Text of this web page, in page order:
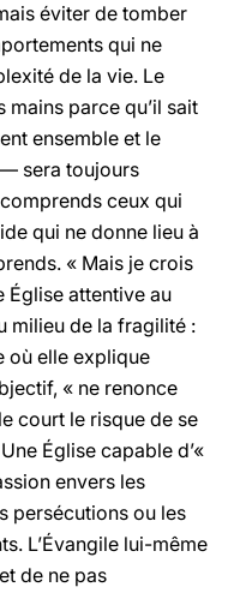
éviter de tomber
qui ne
de la vie. Le
mains parce qu’il sait
ensemble et le
sera toujours
ceux qui
qui ne donne lieu à
« Mais je crois
Église attentive au
milieu de la fragilité :
où elle explique
« ne renonce
court le risque de se
Église capable d’«
envers les
persécutions ou les
L’Évangile lui-même
de ne pas